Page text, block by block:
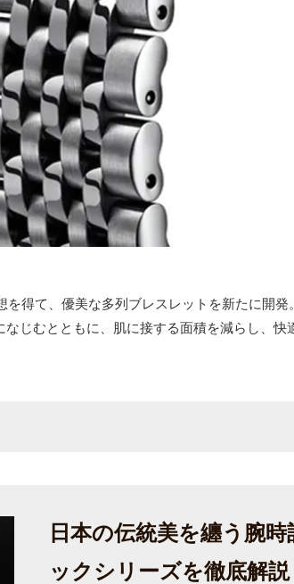
得て、優美な多列ブレスレットを新たに開発。
じむとともに、肌に接する面積を減らし、快
日本の伝統美を纏う腕
ックシリーズを徹底解説